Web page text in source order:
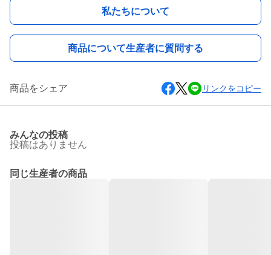
私たちについて
商品について生産者に質問する
商品をシェア リンクをコピー
みんなの投稿
投稿はありません
同じ生産者の商品